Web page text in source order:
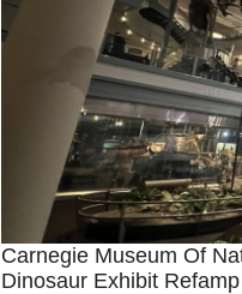
Carnegie Museum Of
Dinosaur Exhibit